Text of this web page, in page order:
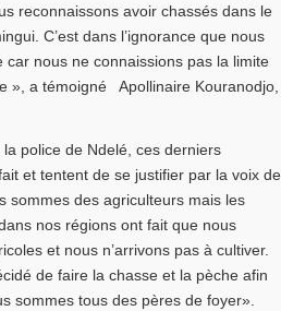
reconnaissons avoir chassés dans le
C’est dans l’ignorance que nous
nous ne connaissions pas la limite
», a témoigné Apollinaire Kouranodjo,
police de Ndelé, ces derniers
et tentent de se justifier par la voix de
sommes des agriculteurs mais les
nos régions ont fait que nous
et nous n’arrivons pas à cultiver.
de faire la chasse et la pèche afin
sommes tous des pères de foyer».